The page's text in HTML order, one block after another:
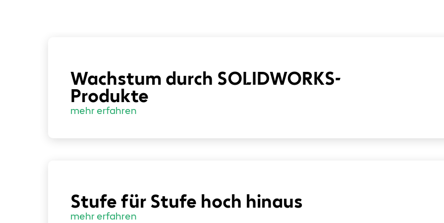
Wachstum durch SOLIDWORKS-
Produkte
mehr erfahren
Stufe für Stufe hoch hinaus
mehr erfahren